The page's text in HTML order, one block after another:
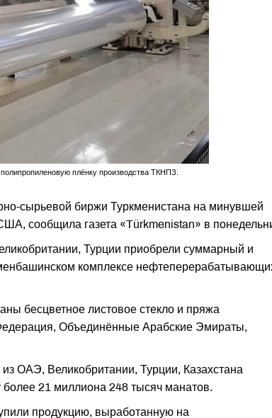
плёнку производства ТКНПЗ.
сырьевой биржи Туркменистана на минувшей
сообщила газета «Türkmenistan» в
Турции приобрели суммарный и
комплексе
бесцветное листовое стекло и пряжа
Объединённые Арабские Эмираты,
ОАЭ, Великобритании, Турции, Казахстана
21 миллиона 248 тысяч манатов.
продукцию, выработанную на